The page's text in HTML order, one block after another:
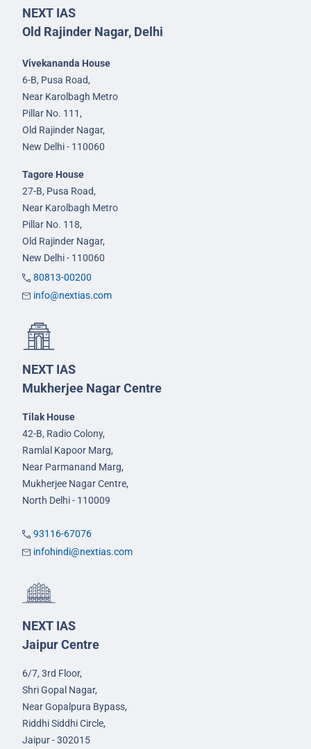
NEXT IAS
Old Rajinder Nagar, Delhi
Vivekananda House
6-B, Pusa Road,
Near Karolbagh Metro
Pillar No. 111,
Old Rajinder Nagar,
New Delhi - 110060
Tagore House
27-B, Pusa Road,
Near Karolbagh Metro
Pillar No. 118,
Old Rajinder Nagar,
New Delhi - 110060
80813-00200
info@nextias.com
NEXT IAS
Mukherjee Nagar Centre
Tilak House
42-B, Radio Colony,
Ramlal Kapoor Marg,
Near Parmanand Marg,
Mukherjee Nagar Centre,
North Delhi - 110009
93116-67076
infohindi@nextias.com
NEXT IAS
Jaipur Centre
6/7, 3rd Floor,
Shri Gopal Nagar,
Near Gopalpura Bypass,
Riddhi Siddhi Circle,
Jaipur - 302015